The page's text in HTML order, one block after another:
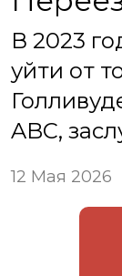
В 2023
уйти от
ABC,
12 Мая 2026